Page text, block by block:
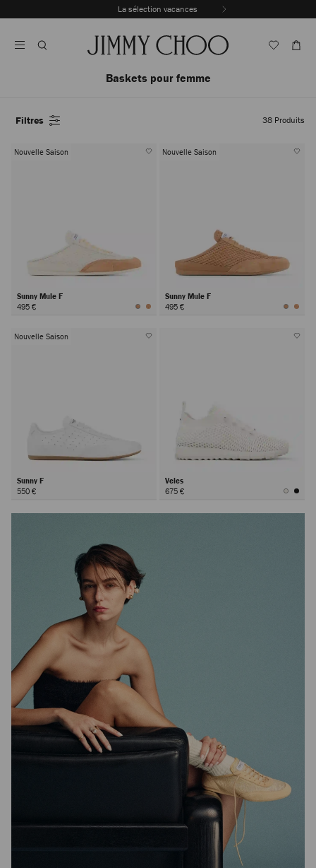
Au
La sélection vacances
lecture
Baskets pour femme
Filtres 38 Produits
Nouvelle Saison
Sunny Mule F
495 €
Nouvelle Saison
Sunny Mule F
495 €
Nouvelle Saison
Sunny F
550 €
Veles
675 €